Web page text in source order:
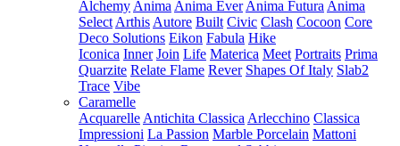
Alchemy Anima Anima Ever Anima Futura Anima
Select Arthis Autore Built Civic Clash Cocoon Core
Deco Solutions Eikon Fabula Hike
Iconica Inner Join Life Materica Meet Portraits Prima
Quarzite Relate Flame Rever Shapes Of Italy Slab2
Trace Vibe
Caramelle
Acquarelle Antichita Classica Arlecchino Classica
Impressioni La Passion Marble Porcelain Mattoni